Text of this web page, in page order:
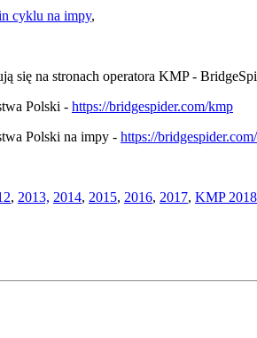
cyklu na impy,
się na stronach operatora KMP -
Polski - https://bridgespider.com/kmp
Polski na impy - https://
, 2013, 2014, 2015, 2016, 2017, KMP 2018